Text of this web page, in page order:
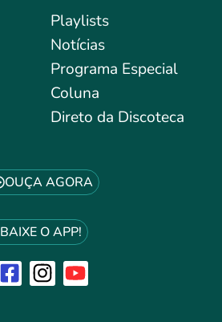
Playlists
Notícias
Programa Especial
Coluna
Direto da Discoteca
OUÇA AGORA
BAIXE O APP!